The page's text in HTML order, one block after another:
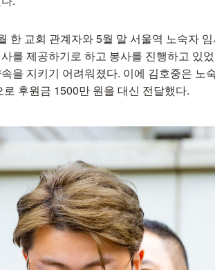
한 교회 관계자와 5월 말 서울역 노숙자
를 제공하기로 하고 봉사를 진행하고 있
을 지키기 어려워졌다. 이에 김호중은 노
후원금 1500만 원을 대신 전달했다.